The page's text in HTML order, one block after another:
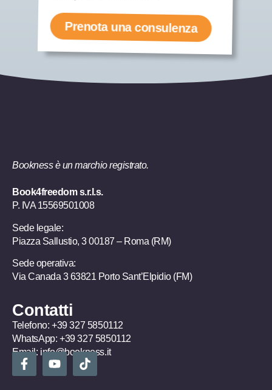
Prenota una consulenza
Bookness è un marchio registrato.
Book4freedom s.r.l.s.
P. IVA ​15569501008
Sede legale:
Piazza Sallustio, 3 00187 – Roma (RM)
Sede operativa:
Via Canada 3 63821 Porto Sant’Elpidio (FM)
Contatti
Telefono: +39 327 5850112
WhatsApp: +39 327 5850112
Email: info@bookness.it